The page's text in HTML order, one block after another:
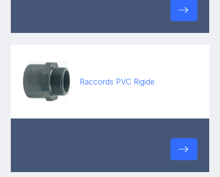
Raccords PVC Rigide